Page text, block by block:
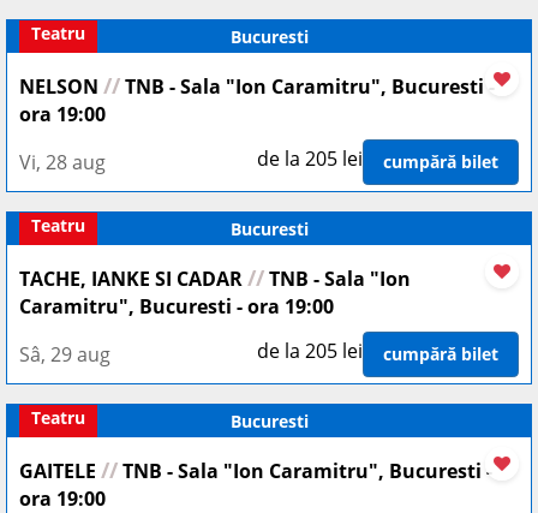
Bucuresti
Teatru
NELSON //TNB - Sala "Ion Caramitru", Bucuresti -
ora 19:00
Vi, 28 aug
de la 205 lei cumpără bilet
Bucuresti
Teatru
TACHE, IANKE SI CADAR//TNB - Sala "Ion
Caramitru", Bucuresti - ora 19:00
Sâ, 29 aug
de la 205 lei cumpără bilet
Bucuresti
Teatru
GAITELE //TNB - Sala "Ion Caramitru", Bucuresti -
ora 19:00